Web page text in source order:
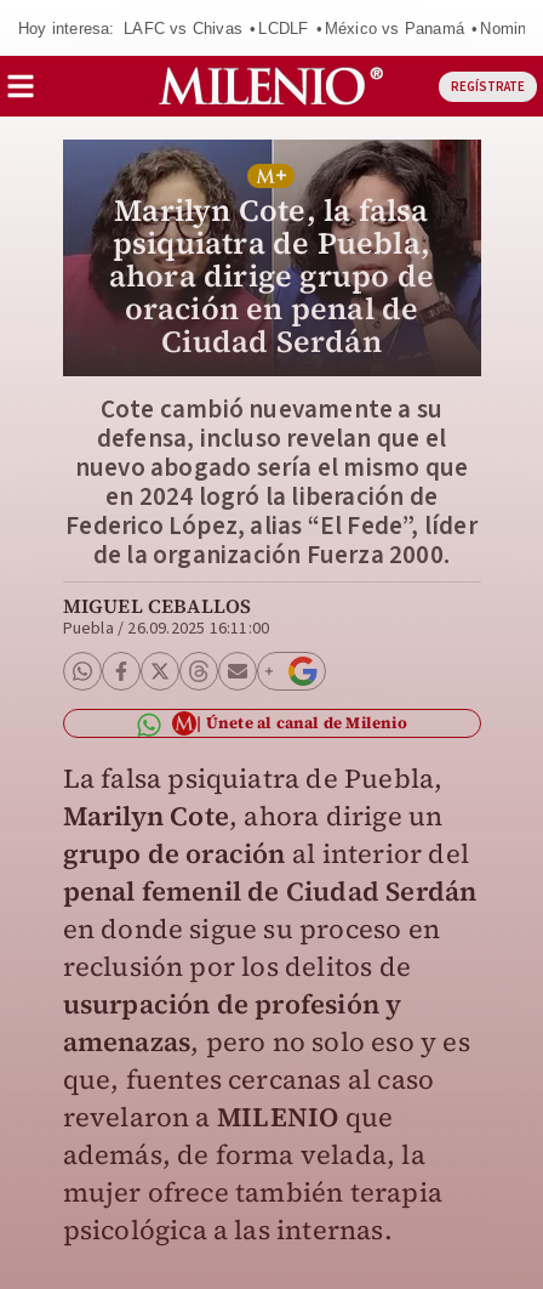
Hoy interesa: LAFC vs Chivas LCDLF México vs Panamá
REGÍSTRATE
Marilyn Cote, la falsa
psiquiatra de Puebla,
ahora dirige grupo de
oración en penal de
Ciudad Serdán
Cote cambió nuevamente a su
defensa, incluso revelan que el
nuevo abogado sería el mismo que
en 2024 logró la liberación de
Federico López, alias “El Fede”, líder
de la organización Fuerza 2000.
MIGUEL CEBALLOS
Puebla / 26.09.2025 16:11:00
Únete al canal de Milenio
La falsa psiquiatra de Puebla,
Marilyn Cote, ahora dirige un
grupo de oración al interior del
penal femenil de Ciudad Serdán
en donde sigue su proceso en
reclusión por los delitos de
usurpación de profesión y
amenazas, pero no solo eso y es
que, fuentes cercanas al caso
revelaron a MILENIO que
además, de forma velada, la
mujer ofrece también terapia
psicológica a las internas.